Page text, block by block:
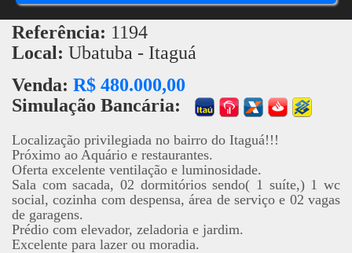
Referência: 1194
Local: Ubatuba - Itaguá
Venda: R$ 480.000,00
Simulação Bancária:
Localização privilegiada no bairro do Itaguá!!!
Próximo ao Aquário e restaurantes.
Oferta excelente ventilação e luminosidade.
Sala com sacada, 02 dormitórios sendo( 1 suíte,) 1 wc
social, cozinha com despensa, área de serviço e 02 vagas
de garagens.
Prédio com elevador, zeladoria e jardim.
Excelente para lazer ou moradia.